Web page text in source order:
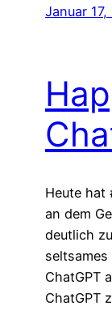
Januar
Heute hat
an dem
deutlich
ChatGPT
ChatGPT